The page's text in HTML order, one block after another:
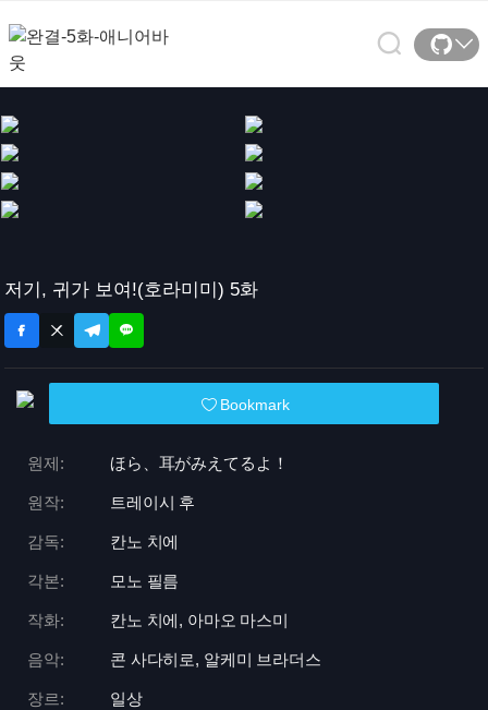
저기, 귀가 보여!(호라미미) 5화
Bookmark
원제: ほら、耳がみえてるよ！
원작: 트레이시 후
감독: 칸노 치에
각본: 모노 필름
작화: 칸노 치에, 아마오 마스미
음악: 콘 사다히로, 알케미 브라더스
장르: 일상